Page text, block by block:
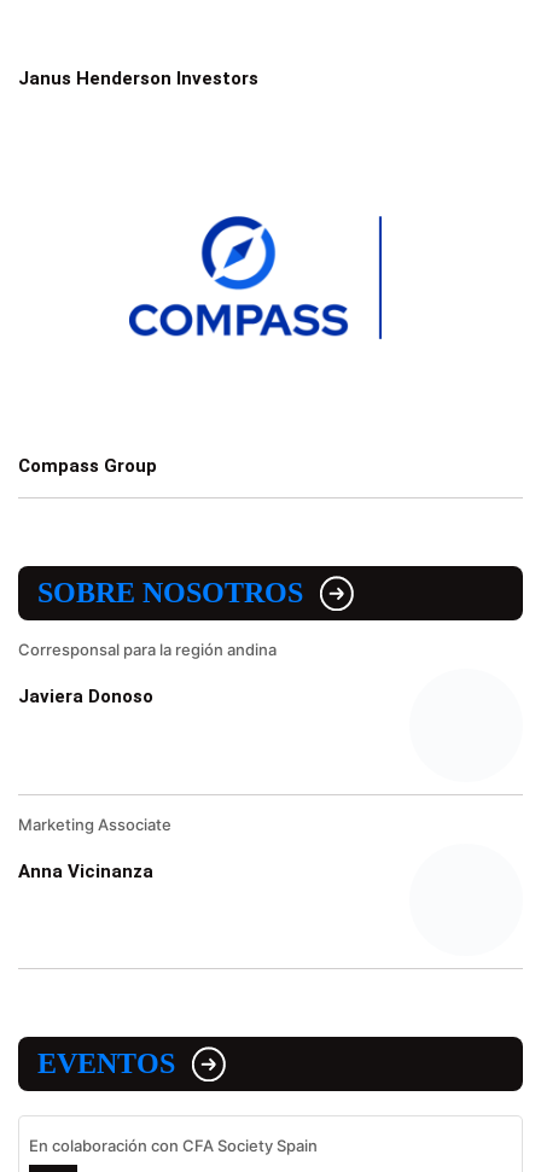
Janus Henderson Investors
Compass Group
SOBRE NOSOTROS
Corresponsal para la región andina
Javiera Donoso
Marketing Associate
Anna Vicinanza
EVENTOS
En colaboración con CFA Society Spain